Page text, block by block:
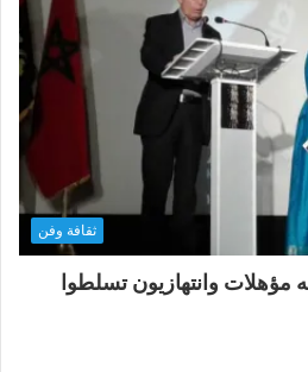
ثقافة وفن
مؤهلات وانتهازيون تسلطوا